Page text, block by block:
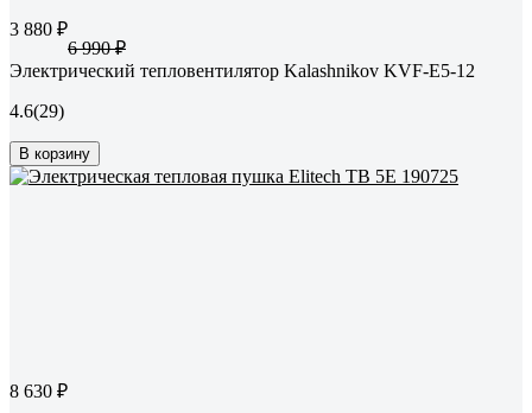
3 880 ₽
6 990 ₽
Электрический тепловентилятор Kalashnikov KVF-E5-12
4.6(29)
В корзину
8 630 ₽